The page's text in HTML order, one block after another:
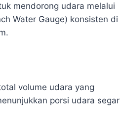
mendorong udara melalui
Water Gauge) konsisten di
volume udara yang
porsi udara segar